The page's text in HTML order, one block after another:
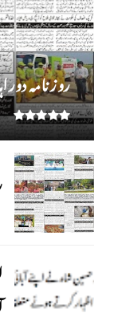
روز نامہ